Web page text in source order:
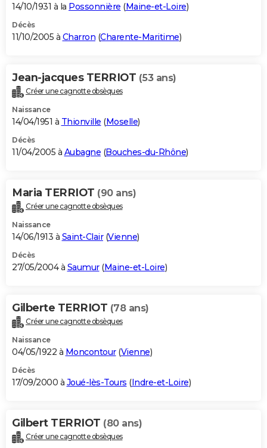
14/10/1931 à la Possonnière (Maine-et-Loire)
Décès
11/10/2005 à Charron (Charente-Maritime)
Jean-jacques TERRIOT (53 ans)
Créer une cagnotte obsèques
Naissance
14/04/1951 à Thionville (Moselle)
Décès
11/04/2005 à Aubagne (Bouches-du-Rhône)
Maria TERRIOT (90 ans)
Créer une cagnotte obsèques
Naissance
14/06/1913 à Saint-Clair(Vienne)
Décès
27/05/2004 à Saumur(Maine-et-Loire)
Gilberte TERRIOT (78 ans)
Créer une cagnotte obsèques
Naissance
04/05/1922 à Moncontour(Vienne)
Décès
17/09/2000 à Joué-lès-Tours (Indre-et-Loire)
Gilbert TERRIOT (80 ans)
Créer une cagnotte obsèques